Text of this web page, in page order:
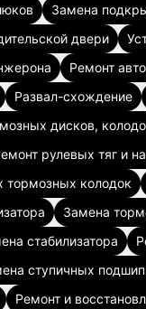
Замена
двери
Ремонт
Развал-схождение
дисков,
рулевых тяг и
тормозных колодок
Замена
стабилизатора
ступичных
Ремонт и